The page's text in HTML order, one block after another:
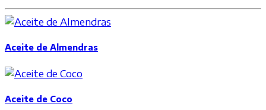
Aceite de Almendras
Aceite de Coco